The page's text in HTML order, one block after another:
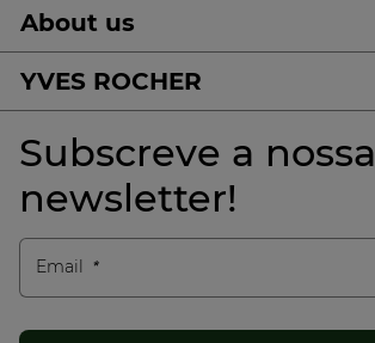
About us
YVES ROCHER
Subscreve a nossa
newsletter!
Email